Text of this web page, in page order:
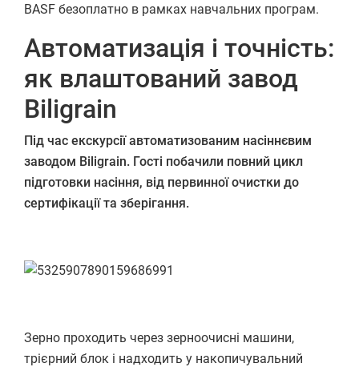
BASF безоплатно в рамках навчальних програм.
Автоматизація і точність:
як влаштований завод
Biligrain
Під час екскурсії автоматизованим насіннєвим
заводом Biligrain. Гості побачили повний цикл
підготовки насіння, від первинної очистки до
сертифікації та зберігання.
Зерно проходить через зерноочисні машини,
трієрний блок і надходить у накопичувальний